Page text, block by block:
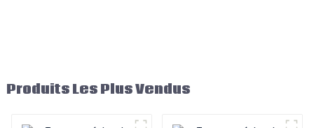
Produits Les Plus Vendus